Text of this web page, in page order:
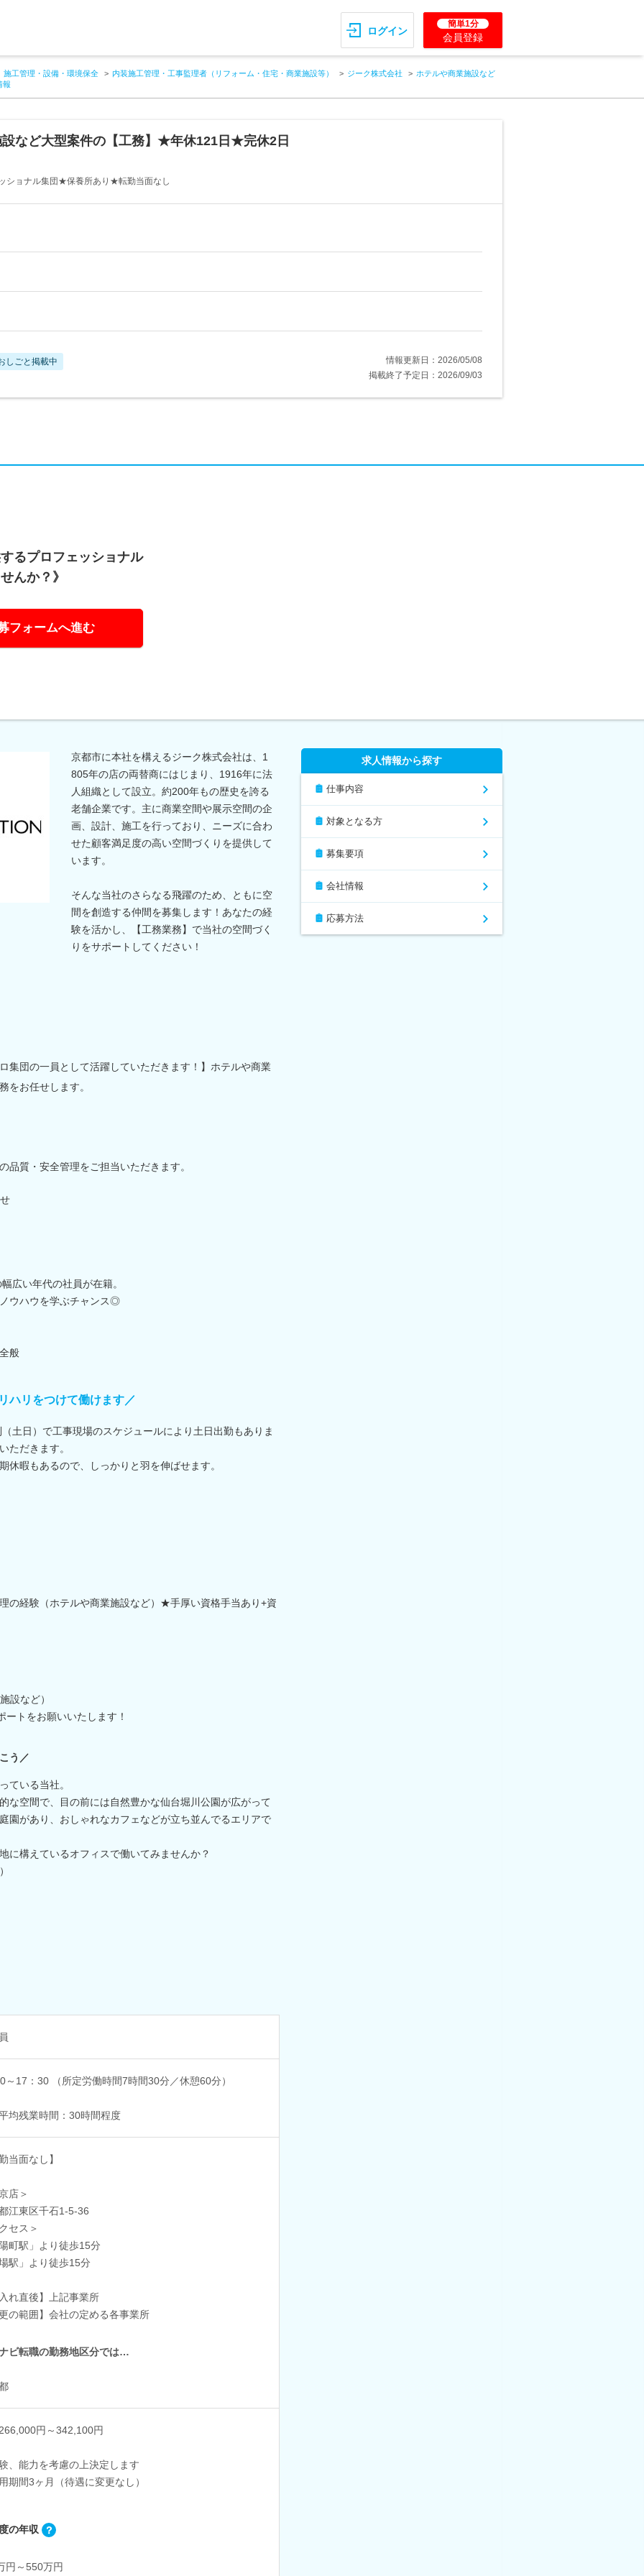
ログイン
簡単1分
会員登録
施工管理・設備・環境保全 内装施工管理・工事監理者（リフォーム・住宅・商業施設等） ジーク株式会社
ホテルや商業施設など
報
など大型案件の【工務】★年休121日★完休2日
ショナル集団★保養所あり★転勤当面なし
しごと掲載中
情報更新日：2026/05/08
掲載終了予定日：2026/09/03
るプロフェッショナル
んか？》
フォームへ進む
京都市に本社を構えるジーク株式会社は、1
805年の店の両替商にはじまり、1916年に法
人組織として設立。約200年もの歴史を誇る
老舗企業です。主に商業空間や展示空間の企
画、設計、施工を行っており、ニーズに合わ
せた顧客満足度の高い空間づくりを提供して
います。
そんな当社のさらなる飛躍のため、ともに空
間を創造する仲間を募集します！あなたの経
験を活かし、【工務業務】で当社の空間づく
りをサポートしてください！
集団の一員として活躍していただきます！】ホテルや商業
をお任せします。
品質・安全管理をご担当いただきます。
広い年代の社員が在籍。
ウハウを学ぶチャンス◎
般
ハリをつけて働けます／
土日）で工事現場のスケジュールにより土日出勤もありま
ただきます。
休暇もあるので、しっかりと羽を伸ばせます。
の経験（ホテルや商業施設など）★手厚い資格手当あり+資
設など）
トをお願いいたします！
う／
ている当社。
な空間で、目の前には自然豊かな仙台堀川公園が広がって
園があり、おしゃれなカフェなどが立ち並んでるエリアで
に構えているオフィスで働いてみませんか？
～17：30 （所定労働時間7時間30分／休憩60分）
均残業時間：30時間程度
当面なし】
店＞
江東区千石1-5-36
セス＞
町駅」より徒歩15分
駅」より徒歩15分
れ直後】上記事業所
の範囲】会社の定める各事業所
ビ転職の勤務地区分では…
円～342,100円
、能力を考慮の上決定します
期間3ヶ月（待遇に変更なし）
の年収
円～550万円
求人情報から探す
仕事内容
対象となる方
募集要項
会社情報
応募方法